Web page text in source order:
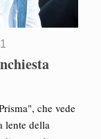
che vede
lente della